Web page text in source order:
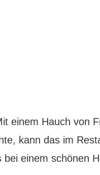
einem Hauch von
kann das im
einem schönen